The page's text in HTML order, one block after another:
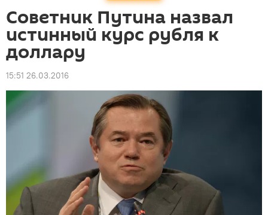
Советник Путина назвал
истинный курс рубля к
доллару
15:51 26.03.2016